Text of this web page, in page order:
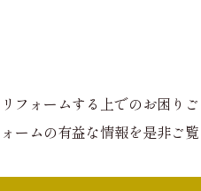
フォームする上でのお困り
ームの有益な情報を是非ご覧